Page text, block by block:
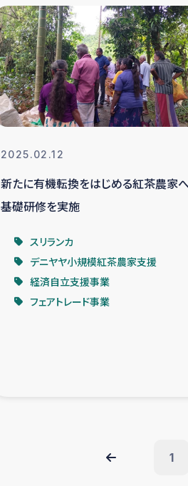
コーヒー
ベイルート大
アグロフォレス
2025.02.12
新たに有機転換をはじめる紅茶農家
基礎研修を実施
スリランカ
デニヤヤ小規模紅茶農家支援
経済自立支援事業
フェアトレード事業
1